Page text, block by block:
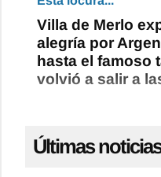
Villa de Merlo
alegría por
hasta el famoso
volvió a salir a
Últimas noticias